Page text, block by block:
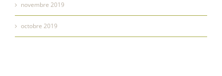
novembre 2019
octobre 2019